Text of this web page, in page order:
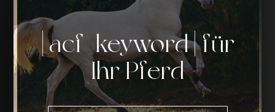
[acf_keyword] für
Ihr Pferd